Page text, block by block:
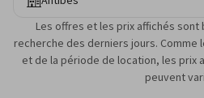
Les offres et les prix affichés
recherche des derniers jours. Comme
et de la période de location, les prix
peuvent